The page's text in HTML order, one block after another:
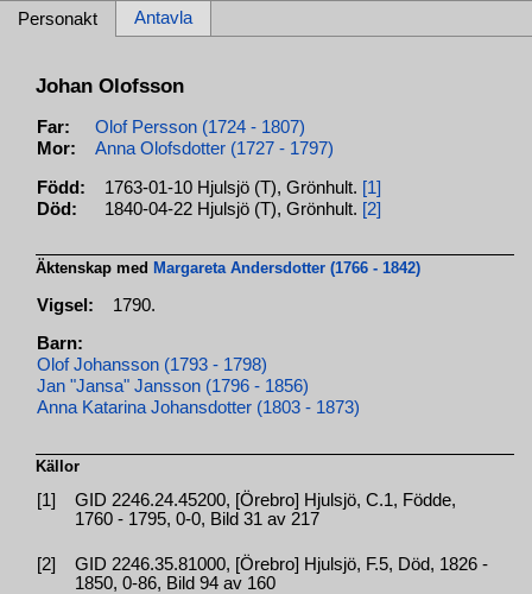
Personakt Antavla
Johan Olofsson
Far:
Olof Persson (1724 - 1807)
Mor:
Anna Olofsdotter (1727 - 1797)
Född: 1763-01-10 Hjulsjö (T), Grönhult. [1]
Död:
1840-04-22 Hjulsjö (T), Grönhult. [2]
Äktenskap med Margareta Andersdotter (1766 - 1842)
Vigsel: 1790.
Barn:
Olof Johansson (1793 - 1798)
Jan "Jansa" Jansson (1796 - 1856)
Anna Katarina Johansdotter (1803 - 1873)
Källor
[1]
GID 2246.24.45200, [Örebro] Hjulsjö, C.1, Födde,
1760 - 1795, 0-0, Bild 31 av 217
[2]
GID 2246.35.81000, [Örebro] Hjulsjö, F.5, Död, 1826 -
1850, 0-86, Bild 94 av 160